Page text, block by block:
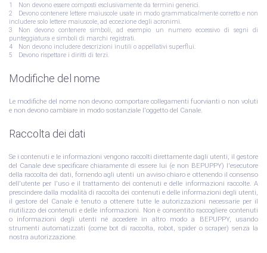
Non devono essere composti esclusivamente da termini generici.
Devono contenere lettere maiuscole usate in modo grammaticalmente corretto e non
includere solo lettere maiuscole, ad eccezione degli acronimi.
Non devono contenere simboli, ad esempio un numero eccessivo di segni di
punteggiatura e simboli di marchi registrati.
Non devono includere descrizioni inutili o appellativi superflui.
Devono rispettare i diritti di terzi.
Modifiche del nome
Le modifiche del nome non devono comportare collegamenti fuorvianti o non voluti
e non devono cambiare in modo sostanziale l'oggetto del Canale.
Raccolta dei dati
Se i contenuti e le informazioni vengono raccolti direttamente dagli utenti, il gestore
del Canale deve specificare chiaramente di essere lui (e non BEPUPPY) l'esecutore
della raccolta dei dati, fornendo agli utenti un avviso chiaro e ottenendo il consenso
dell'utente per l'uso e il trattamento dei contenuti e delle informazioni raccolte. A
prescindere dalla modalità di raccolta dei contenuti e delle informazioni degli utenti,
il gestore del Canale è tenuto a ottenere tutte le autorizzazioni necessarie per il
riutilizzo dei contenuti e delle informazioni. Non è consentito raccogliere contenuti
o informazioni degli utenti né accedere in altro modo a BEPUPPY, usando
strumenti automatizzati (come bot di raccolta, robot, spider o scraper) senza la
nostra autorizzazione.